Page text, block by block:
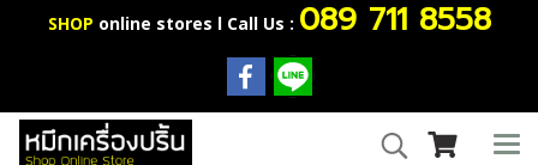
SHOP online stores l Call Us : 089 711 8558